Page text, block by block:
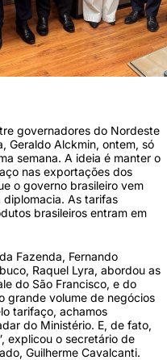
governadores do Nordeste
Geraldo Alckmin, ontem, só
semana. A ideia é manter o
nas exportações dos
o governo brasileiro vem
As tarifas
brasileiros entram em
Fazenda, Fernando
Raquel Lyra, abordou as
do São Francisco, e do
grande volume de negócios
tarifaço, achamos
do Ministério. E, de fato,
explicou o secretário de
Guilherme Cavalcanti.